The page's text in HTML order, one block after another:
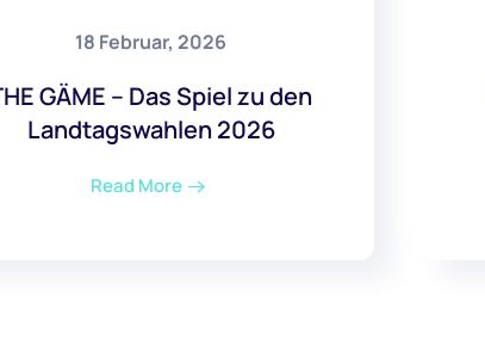
18 Februar, 2026
GÄME – Das Spiel zu den
Landtagswahlen 2026
Read More